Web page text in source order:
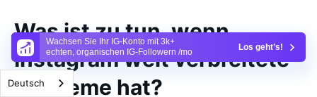
Wachsen Sie Ihr IG-Konto mit 3k+
echten, organischen IG-Followern /mo
Los geht’s!
Was ist zu tun, wenn
Instagram weit verbreitete
Probleme hat?
Deutsch